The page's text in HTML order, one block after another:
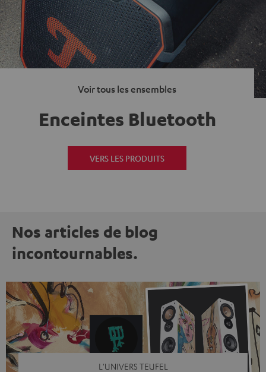
Voir tous les ensembles
Enceintes Bluetooth
VERS LES PRODUITS
Nos articles de blog
incontournables.
L'UNIVERS TEUFEL